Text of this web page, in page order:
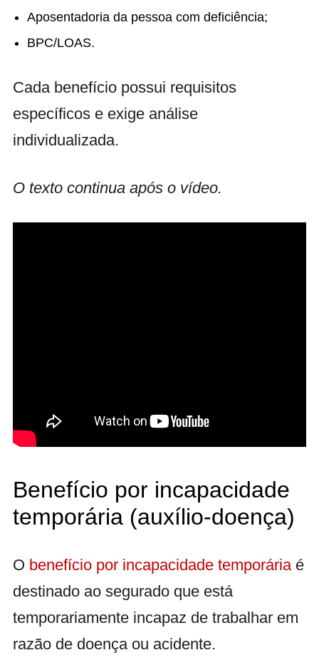
Aposentadoria da pessoa com deficiência;
BPC/LOAS.
Cada benefício possui requisitos
específicos e exige análise
individualizada.
O texto continua após o vídeo.
Benefício por incapacidade
temporária (auxílio-doença)
O benefício por incapacidade temporária é
destinado ao segurado que está
temporariamente incapaz de trabalhar em
razão de doença ou acidente.